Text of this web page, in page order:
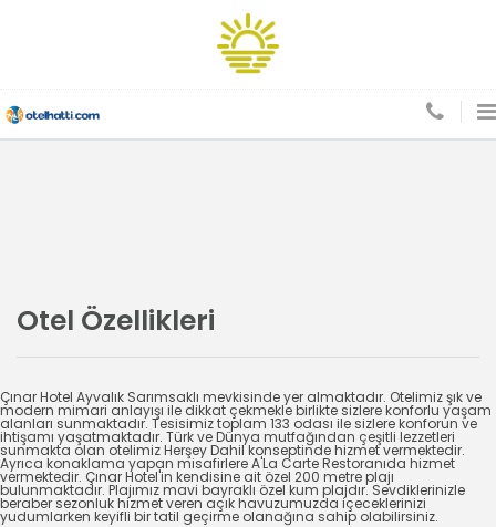
Otel Özellikleri
Çınar Hotel Ayvalık Sarımsaklı mevkisinde yer almaktadır. Otelimiz şık ve
modern mimari anlayışı ile dikkat çekmekle birlikte sizlere konforlu yaşam
alanları sunmaktadır. Tesisimiz toplam 133 odası ile sizlere konforun ve
ihtişamı yaşatmaktadır. Türk ve Dünya mutfağından çeşitli lezzetleri
sunmakta olan otelimiz Herşey Dahil konseptinde hizmet vermektedir.
Ayrıca konaklama yapan misafirlere A'La Carte Restoranıda hizmet
vermektedir. Çınar Hotel'in kendisine ait özel 200 metre plajı
bulunmaktadır. Plajımız mavi bayraklı özel kum plajdır. Sevdiklerinizle
beraber sezonluk hizmet veren açık havuzumuzda içeceklerinizi
yudumlarken keyifli bir tatil geçirme olanağına sahip olabilirsiniz.